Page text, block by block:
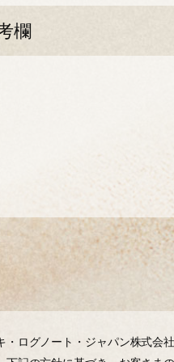
欄
・ログノート・ジャパン株式会